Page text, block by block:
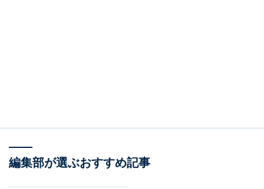
編集部が選ぶおすすめ記事